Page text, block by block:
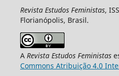
Revista Estudos Feministas,
Florianópolis, Brasil.
A Revista Estudos Feministas
Commons Atribuição 4.0